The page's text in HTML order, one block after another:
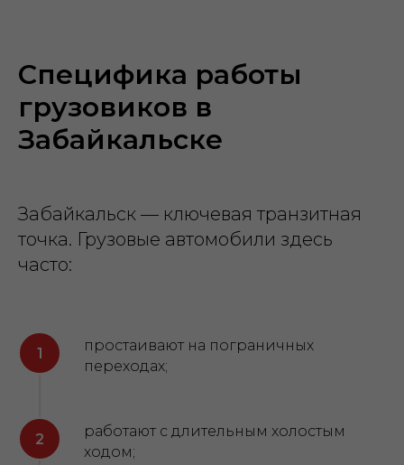
Специфика работы
грузовиков в
Забайкальске
Забайкальск — ключевая транзитная
точка. Грузовые автомобили здесь
часто:
простаивают на пограничных
переходах;
работают с длительным холостым
ходом;